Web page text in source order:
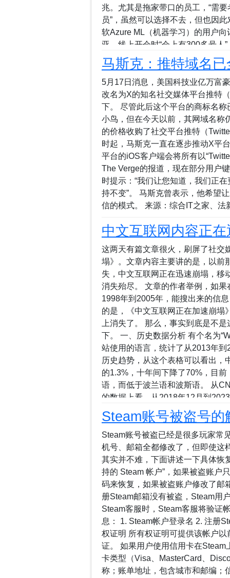
兆。尤其是拖家带口的员工，“需
员”，虽然可以选择不去，但也因
软Azure ML（机器学习）的用户
亚，线上开会时“会上有300多号人
一整晚到凌晨三点，也没得出什么
团队可以转到美国西雅图，Azure
持现状。 另有接近微软人士表示
两个组中与AI业务相关的数百人获
大、澳大利亚和新西兰，是指定的
国际咨询机构Gartner发布最新云
太地区云计算IaaS市场（基础设施
第一，市场份额为22.2%，亚马逊
马斯克：推特域名
5月17日消息，美国科技业亿万富
改名为X的知名社交媒体平台推特
下。 尽管此后这个平台的商标名
小鸟，但在今天以前，其网域名称
的价格收购了社交平台推特（
时起，马斯克一直在逐步推动X平
平台的iOS客户端会将所有以
The Verge的报道，现在部分用户
时提示：“我们让您知道，我们正
持不变”。 马斯克曾表示，他希望
信的模式。 来源：综合IT之家、法
中文互联网内容正
这两天有篇文章很火，刷屏了社交
塌》。文章内容主要讲的是，以前
失，中文互联网正在迅速崩塌，移
消失殆尽。 文章的作者举例，如果
1998年到2005年，能搜出来的信
的是，《中文互联网正在加速崩塌
上消失了。 那么，事实到底是不
下。 一、历史数据分析 有个名为
站使用的语言，统计了从2013年
历史趋势，从这个表格可以看出，
的1.3%，十年间下降了70%，目
语，而低于波兰语和波斯语。 从
的数据上看，从2018年12月到
万个，五年时间内下降近30%，
国网民规模达10.92亿人，互联网
的中文网页仅占全球网页的1.3%
量在10年间下降了70%，中文网
容网站正在迅速减少，并逐步消亡
of content languages for websites
Steam账号被盗号的
Steam账号被盗已经是很多玩家常
机号、邮箱全都修改了，但即使这
其实并不难，下面讲述一下具体恢
持的 Steam 帐户”，如果被盗账户
码来恢复，如果被盗账户修改了邮
册Steam邮箱没有被盗，Steam用
Steam客服时，Steam客服将验证
息： 1. Steam帐户登录名 2. 注册
权证明 所有权证明可提供该帐户
证。 如果用户使用信用卡在
卡类型（Visa、MasterCard、
称；账单地址，包含城市和邮编；